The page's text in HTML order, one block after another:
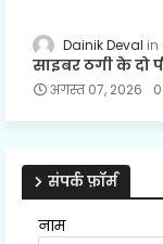
Dainik Deval
साइबर ठगी के दो
अगस्त 07, 2026 0
संपर्क फ़ॉर्म
नाम